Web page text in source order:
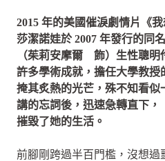
2015 年的美國催淚劇情片《
莎潔諾娃於 2007 年發行的同
（茱莉安摩爾 飾）生性聰明
許多學術成就，擔任大學教
掩其炙熱的光芒，殊不知看
講的忘詞後，迅速急轉直下，
摧毀了她的生活。
前腳剛跨過半百門檻，沒想過